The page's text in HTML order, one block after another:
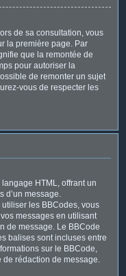
de sa consultation, vous
la première page. Par
que la remontée de
pour autoriser la
de remonter un sujet
vous de respecter les
HTML, offrant un
d’un message.
utiliser les BBCodes, vous
messages en utilisant
de message. Le BBCode
balises sont incluses entre
sur le BBCode,
rédaction de message.